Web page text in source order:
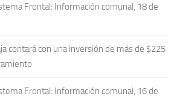
Frontal: Información comunal, 18 de
contará con una inversión de más de $225
Frontal: Información comunal, 16 de